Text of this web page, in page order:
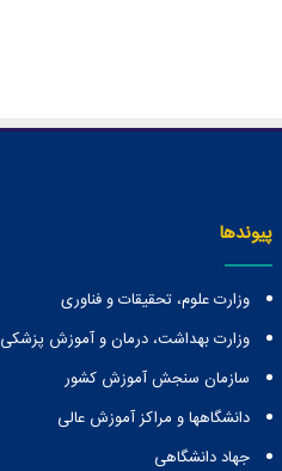
پیوندها
وزارت علوم، تحقیقات و فناوری
وزارت بهداشت، درمان و آموزش پزشکی
سازمان سنجش آموزش کشور
دانشگاهها و مراكز آموزش عالی
جهاد دانشگاهی